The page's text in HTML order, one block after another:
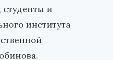
студенты и
института